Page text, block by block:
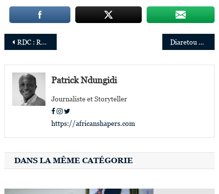
Navigation
de
l’article
RDC : Rodolphe Kembukuswa et Eldon Khuty nommés au sein d’Africa Global Logistics (AGL) Diaretou Madina Gaye Dieng nommée Présidente du Cluster Afrique Francophone & Îles de Schneider Electric
Patrick Ndungidi
Journaliste et Storyteller
https://africanshapers.com
DANS LA MÊME CATÉGORIE